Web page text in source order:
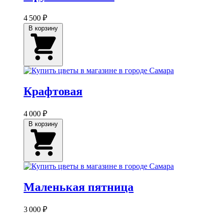
4 500 ₽
Крафтовая
4 000 ₽
Маленькая пятница
3 000 ₽